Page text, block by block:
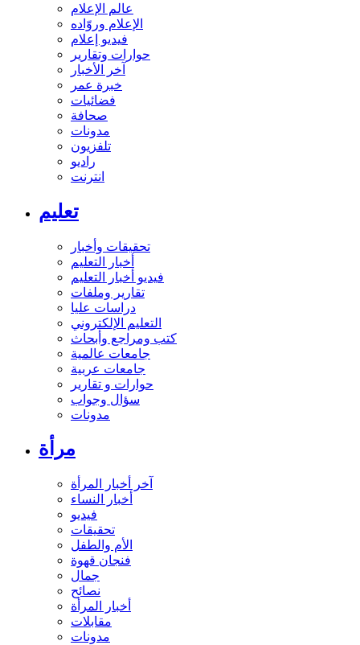
عالم الإعلام
الإعلام وروّاده
فيديو إعلام
حوارات وتقارير
آخر الأخبار
خبرة عمر
فضائيات
صحافة
مدونات
تلفزيون
راديو
انترنت
تعليم
تحقيقات وأخبار
أخبار التعليم
فيديو أخبار التعليم
تقارير وملفات
دراسات عليا
التعليم الإلكتروني
كتب ومراجع وأبحاث
جامعات عالمية
جامعات عربية
حوارات و تقارير
سؤال وجواب
مدونات
مرأة
آخر أخبار المرأة
أخبار النساء
فيديو
تحقيقات
الأم والطفل
فنجان قهوة
جمال
نصائح
أخبار المرأة
مقابلات
مدونات